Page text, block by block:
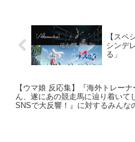
【スペ
シンデ
る」
【ウマ娘 反応集】『海外トレーナ
ん、遂にあの競走馬に辿り着いて
SNSで大反響！』に対するみんな